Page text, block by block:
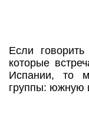
Если
которые
Испании, то
группы: южную